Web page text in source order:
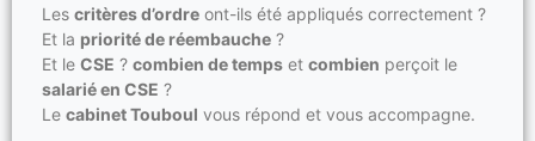
Les critères d’ordre ont-ils été appliqués correctement ?
Et la priorité de réembauche ?
Et le CSE ? combien de temps et combien perçoit le
salarié en CSE ?
Le cabinet Touboul vous répond et vous accompagne.